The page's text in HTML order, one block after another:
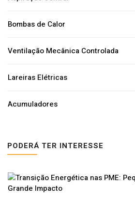
Bombas de Calor
Ventilação Mecânica Controlada
Lareiras Elétricas
Acumuladores
PODERÁ TER INTERESSE